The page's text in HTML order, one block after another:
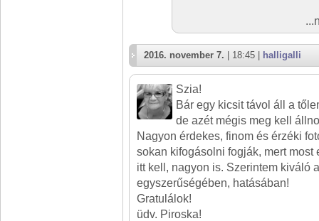
2016. november 7. | 18:45 | halligalli
Szia!
Bár egy kicsit távol áll a
de azét mégis meg kell
Nagyon érdekes, finom és érzéki
sokan kifogásolni fogják, mert most
itt kell, nagyon is. Szerintem kiváló
egyszerűségében, hatásában!
Gratulálok!
üdv. Piroska!